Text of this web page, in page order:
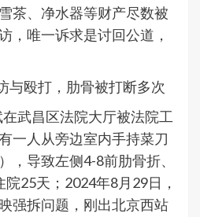
茶、净水器等财产尽数被
，唯一诉求是讨回公道，
与殴打，肋骨被打断多次
武昌区法院大厅被法院工
一人从旁边室内手持菜刀
，导致左侧4-8前肋骨折、
25天；2024年8月29日，
强拆问题，刚出北京西站